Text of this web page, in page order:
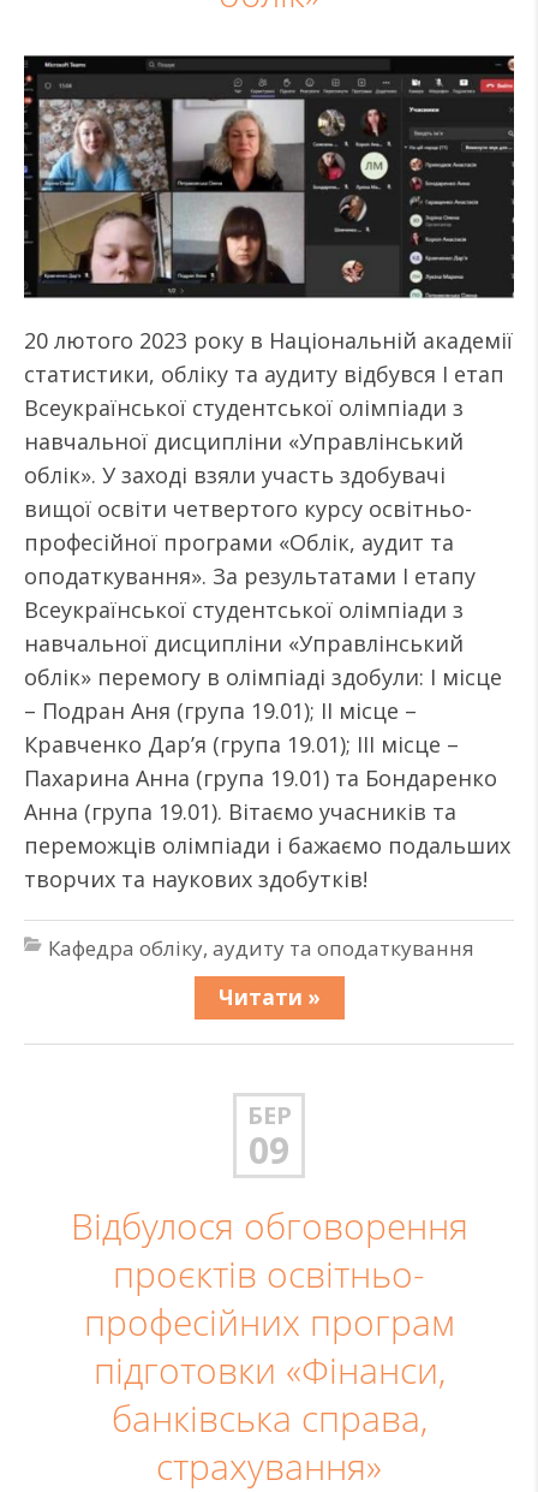
20 лютого 2023 року в Національній академії
статистики, обліку та аудиту відбувся І етап
Всеукраїнської студентської олімпіади з
навчальної дисципліни «Управлінський
облік». У заході взяли участь здобувачі
вищої освіти четвертого курсу освітньо-
професійної програми «Облік, аудит та
оподаткування». За результатами І етапу
Всеукраїнської студентської олімпіади з
навчальної дисципліни «Управлінський
облік» перемогу в олімпіаді здобули: І місце
– Подран Аня (група 19.01); ІІ місце –
Кравченко Дар’я (група 19.01); ІІІ місце –
Пахарина Анна (група 19.01) та Бондаренко
Анна (група 19.01). Вітаємо учасників та
переможців олімпіади і бажаємо подальших
творчих та наукових здобутків!
Кафедра обліку, аудиту та оподаткування
Читати »
БЕР
09
Відбулося обговорення
проєктів освітньо-
професійних програм
підготовки «Фінанси,
банківська справа,
страхування»